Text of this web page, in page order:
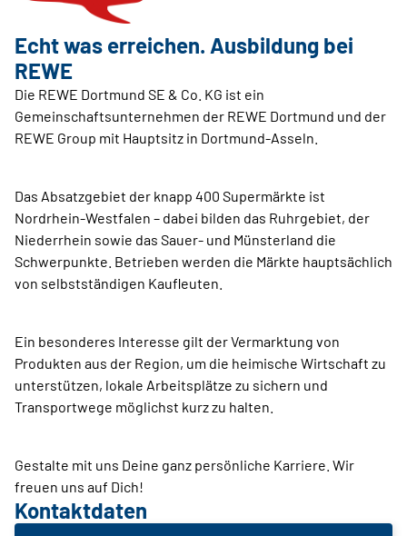
Echt was erreichen. Ausbildung bei
REWE
Die REWE Dortmund SE & Co. KG ist ein
Gemeinschaftsunternehmen der REWE Dortmund und der
REWE Group mit Hauptsitz in Dortmund-Asseln.
Das Absatzgebiet der knapp 400 Supermärkte ist
Nordrhein-Westfalen – dabei bilden das Ruhrgebiet, der
Niederrhein sowie das Sauer- und Münsterland die
Schwerpunkte. Betrieben werden die Märkte hauptsächlich
von selbstständigen Kaufleuten.
Ein besonderes Interesse gilt der Vermarktung von
Produkten aus der Region, um die heimische Wirtschaft zu
unterstützen, lokale Arbeitsplätze zu sichern und
Transportwege möglichst kurz zu halten.
Gestalte mit uns Deine ganz persönliche Karriere. Wir
freuen uns auf Dich!
Kontaktdaten